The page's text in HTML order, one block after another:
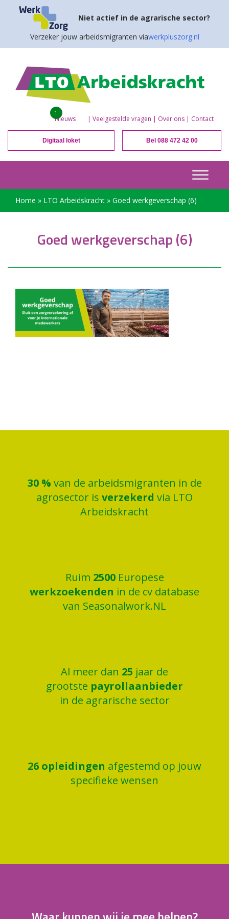
Niet actief in de agrarische sector?
Verzeker jouw arbeidsmigranten viawerkpluszorg.nl
Nieuws
1
| Veelgestelde vragen | Over ons | Contact
Digitaal loket Bel 088 472 42 00
Home » LTO Arbeidskracht » Goed werkgeverschap (6)
Goed werkgeverschap (6)
30 % van de arbeidsmigranten in de
agrosector is verzekerd via LTO
Arbeidskracht
Ruim 2500 Europese
werkzoekenden in de cv database
van Seasonalwork.NL
Al meer dan 25 jaar de
grootste payrollaanbieder
in de agrarische sector
26 opleidingen afgestemd op jouw
specifieke wensen